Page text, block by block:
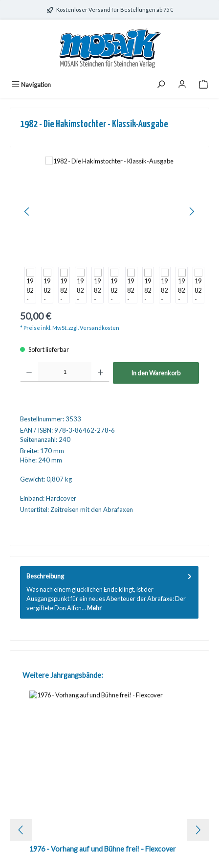
Zum Hauptinhalt springenKostenloser Versand für Bestellungen ab 75 €
Navigation
1982 - Die Hakimstochter - Klassik-Ausgabe
Bildergalerie überspringen
50,00 €
* Preise inkl. MwSt. zzgl. Versandkosten
Sofort lieferbar
In den Warenkorb
Bestellnummer:3533
EAN / ISBN:978-3-86462-278-6
Seitenanzahl: 240
Breite: 170 mm
Höhe: 240 mm
Gewicht:0,807 kg
Einband:Hardcover
Untertitel: Zeitreisen mit den Abrafaxen
Beschreibung
Was nach einem glücklichen Ende klingt, ist der
Ausgangspunkt für ein neues Abenteuer der Abrafaxe: Der
vergiftete Don Alfon…Mehr
Produktgalerie überspringen
Weitere Jahrgangsbände:
1976 - Vorhang auf und Bühne frei! - Flexcover